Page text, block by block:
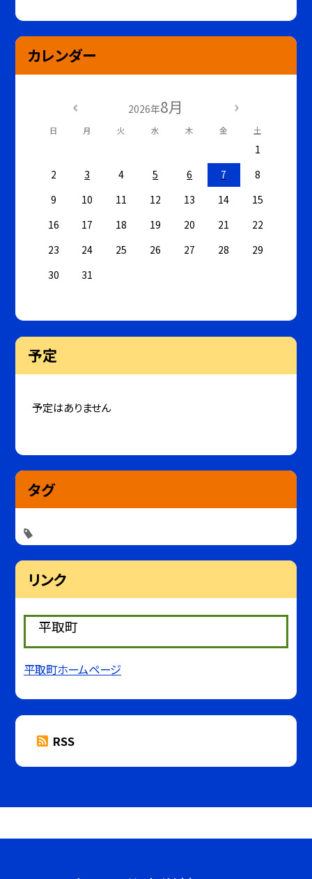
カレンダー
2026年8月
日 月 火 水 木 金 土
1
2
3 4 5 6 7
8
9
10 11 12 13 14
15
16
17 18 19 20 21
22
23
24 25 26 27 28
29
30
31
予定
予定はありません
タグ
リンク
平取町
平取町ホームページ
RSS